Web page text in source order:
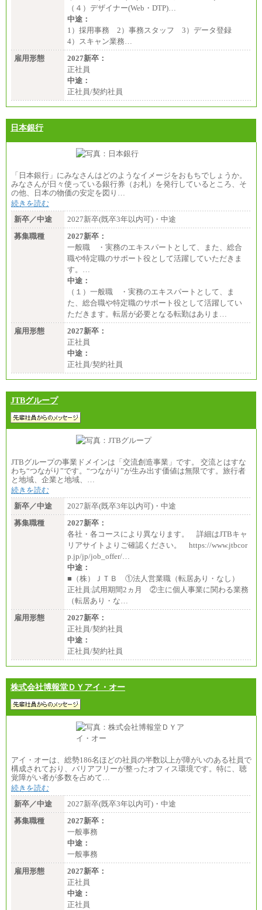
（４）デザイナー(Web・DTP)…
中途：
1）採用事務 2）事務スタッフ 3）データ登録
4）スキャン業務…
雇用形態
2027新卒：
正社員
中途：
正社員/契約社員
日本銀行
「日本銀行」にみなさんはどのようなイメージをおもちでしょうか。
みなさんが日々使っている銀行券（お札）を発行しているところ、そ
の他、日本の物価の安定を図り…
続きを読む
新卒／中途
2027新卒(既卒3年以内可)・中途
募集職種
2027新卒：
一般職 ・実務のエキスパートとして、また、総合
職や特定職のサポート役として活躍していただきま
す。…
中途：
（１）一般職 ・実務のエキスパートとして、ま
た、総合職や特定職のサポート役として活躍してい
ただきます。転居が必要となる転勤はありま…
雇用形態
2027新卒：
正社員
中途：
正社員/契約社員
JTBグループ
JTBグループの事業ドメインは「交流創造事業」です。 交流とはすな
わち“つながり”です。“つながり”が生み出す価値は無限です。旅行者
と地域、企業と地域、…
続きを読む
新卒／中途
2027新卒(既卒3年以内可)・中途
募集職種
2027新卒：
各社・各コースにより異なります。 詳細はJTBキャ
リアサイトよりご確認ください。 https://www.jtbcor
p.jp/jp/job_offer/…
中途：
■（株）ＪＴＢ ①法人営業職（転居あり・なし）
正社員:試用期間2ヵ月 ②主に個人事業に関わる業務
（転居あり・な…
雇用形態
2027新卒：
正社員/契約社員
中途：
正社員/契約社員
株式会社博報堂ＤＹアイ・オー
アイ・オーは、総勢186名ほどの社員の半数以上が障がいのある社員で
構成されており、バリアフリーが整ったオフィス環境です。特に、聴
覚障がい者が多数を占めて…
続きを読む
新卒／中途
2027新卒(既卒3年以内可)・中途
募集職種
2027新卒：
一般事務
中途：
一般事務
雇用形態
2027新卒：
正社員
中途：
正社員